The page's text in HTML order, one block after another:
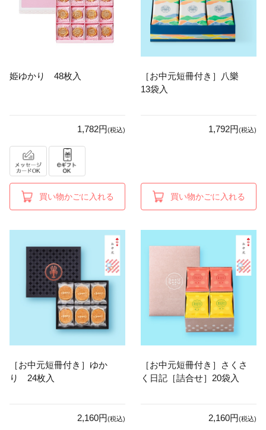
姫ゆかり 48枚入
1,782円(税込)
買い物かごに入れる
［お中元短冊付き］八樂
13袋入
1,792円(税込)
買い物かごに入れる
［お中元短冊付き］ゆか
り 24枚入
2,160円(税込)
［お中元短冊付き］さくさ
く日記［詰合せ］20袋入
2,160円(税込)